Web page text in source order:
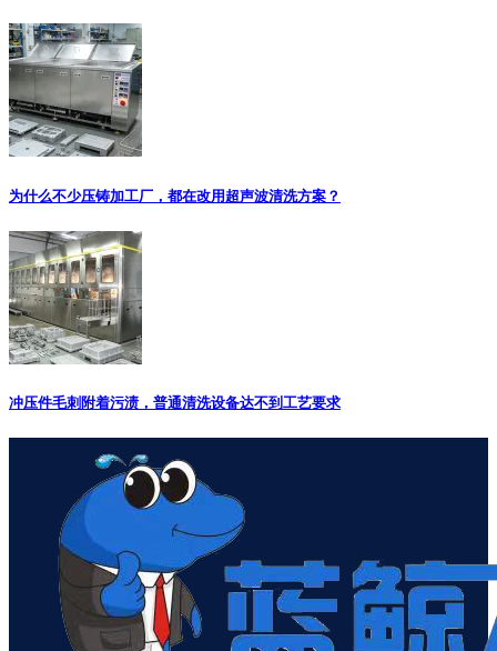
为什么不少压铸加工厂，都在改用超声波清洗方案？
冲压件毛刺附着污渍，普通清洗设备达不到工艺要求